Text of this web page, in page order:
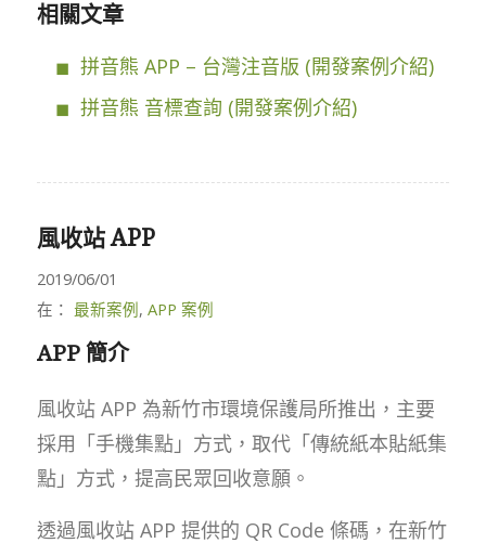
相關文章
拼音熊 APP – 台灣注音版 (開發案例介紹)
拼音熊 音標查詢 (開發案例介紹)
風收站 APP
2019/06/01
在： 最新案例, APP 案例
APP 簡介
風收站 APP 為新竹市環境保護局所推出，主要
採用「手機集點」方式，取代「傳統紙本貼紙集
點」方式，提高民眾回收意願。
透過風收站 APP 提供的 QR Code 條碼，在新竹